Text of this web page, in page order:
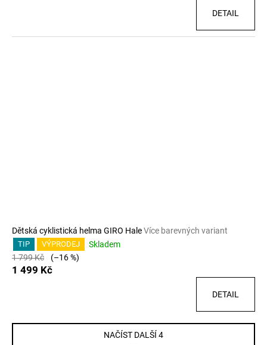
DETAIL
Dětská cyklistická helma GIRO HaleVíce barevných variant
TIP VÝPRODEJ
Skladem
1 799 Kč
(–16 %)
1 499 Kč
DETAIL
NAČÍST DALŠÍ 4